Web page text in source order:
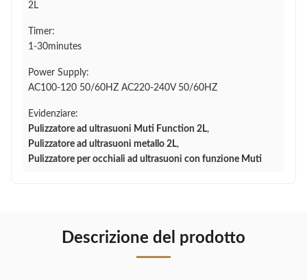
2L
Timer:
1-30minutes
Power Supply:
AC100-120 50/60HZ AC220-240V 50/60HZ
Evidenziare:
Pulizzatore ad ultrasuoni Muti Function 2L,
Pulizzatore ad ultrasuoni metallo 2L,
Pulizzatore per occhiali ad ultrasuoni con funzione Muti
Descrizione del prodotto